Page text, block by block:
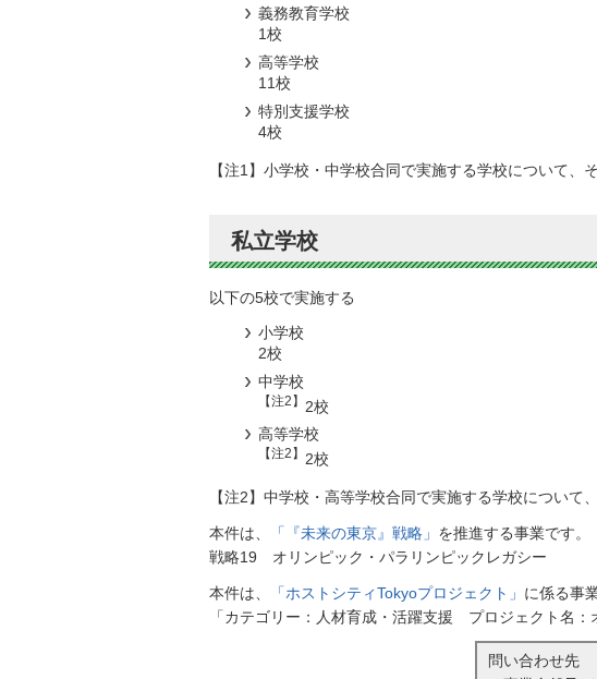
義務教育学校
1校
高等学校
11校
特別支援学校
4校
【注1】小学校・中学校合同で実施する学校について
私立学校
以下の5校で実施する
小学校
2校
中学校
【注2】 2校
高等学校
【注2】 2校
【注2】中学校・高等学校合同で実施する学校につい
本件は、 「『未来の東京』戦略」 を推進する事業です。
戦略19 オリンピック・パラリンピックレガシー
本件は、 「ホストシティTokyoプロジェクト」 に係る事
「カテゴリー：人材育成・活躍支援 プロジェクト名：
問い合わせ先